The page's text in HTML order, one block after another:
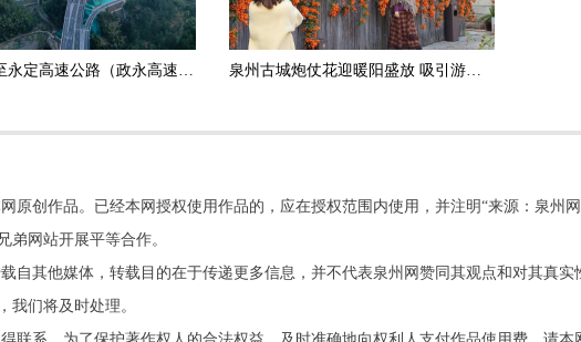
创作品。已经本网授权使用作品的，应在授权范围内使用，并注明“来源：泉州
弟网站开展平等合作。
自其他媒体，转载目的在于传递更多信息，并不代表泉州网赞同其观点和对其真实
我们将及时处理。